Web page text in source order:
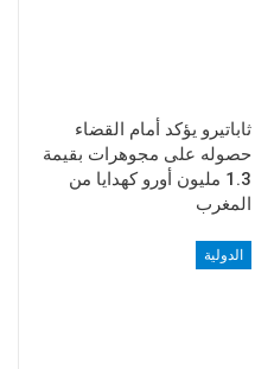
ثاباتيرو يؤكد أمام القضاء
حصوله على مجوهرات بقيمة
1.3 مليون أورو كهدايا من
المغرب
الدولية